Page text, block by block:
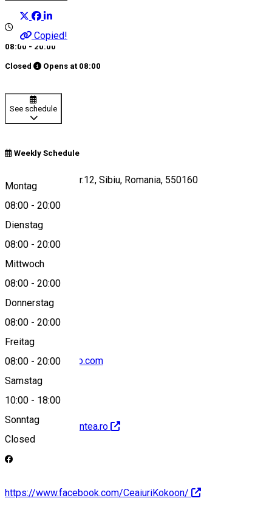
Copied!
08:00 - 20:00
Closed Opens at 08:00
See schedule
Weekly Schedule
Montag
08:00 - 20:00
Dienstag
08:00 - 20:00
Mittwoch
08:00 - 20:00
Donnerstag
08:00 - 20:00
Freitag
08:00 - 20:00
Samstag
10:00 - 18:00
Sonntag
Closed
Str.Papiu Ilarian, nr.12, Sibiu, Romania, 550160
View on map
kokoontea@yahoo.com
http://www.kokoontea.ro
https://www.facebook.com/CeaiuriKokoon/